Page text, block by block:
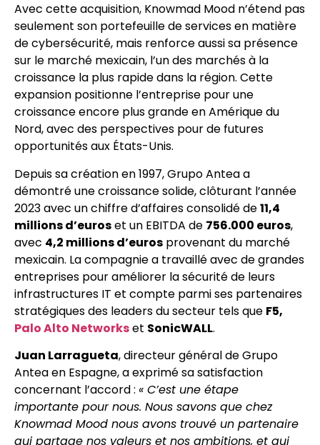
Avec cette acquisition, Knowmad Mood n’étend pas
seulement son portefeuille de services en matière
de cybersécurité, mais renforce aussi sa présence
sur le marché mexicain, l’un des marchés à la
croissance la plus rapide dans la région. Cette
expansion positionne l’entreprise pour une
croissance encore plus grande en Amérique du
Nord, avec des perspectives pour de futures
opportunités aux États-Unis.
Depuis sa création en 1997, Grupo Antea a
démontré une croissance solide, clôturant l’année
2023 avec un chiffre d’affaires consolidé de11,4
millions d’euroset un EBITDA de 756.000 euros,
avec 4,2 millions d’euros provenant du marché
mexicain. La compagnie a travaillé avec de grandes
entreprises pour améliorer la sécurité de leurs
infrastructures IT et compte parmi ses partenaires
stratégiques des leaders du secteur tels que F5,
Palo Alto Networkset SonicWALL.
Juan Larragueta, directeur général de Grupo
Antea en Espagne, a exprimé sa satisfaction
concernant l’accord : « C’est une étape
importante pour nous. Nous savons que chez
Knowmad Mood nous avons trouvé un partenaire
qui partage nos valeurs et nos ambitions, et qui